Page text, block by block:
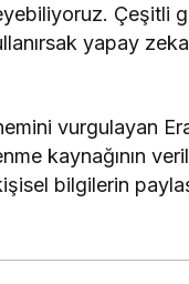
Çeşitli
yapay
vurgulayan
kaynağının
bilgilerin